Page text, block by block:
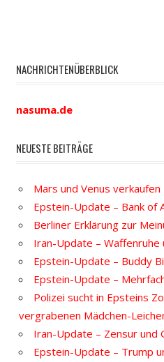
NACHRICHTENÜBERBLICK
nasuma.de
NEUESTE BEITRÄGE
Mars und Venus verkaufen
Epstein-Update – Bank of
Berliner Erklärung zur
Iran-Update – Waffenruhe
Epstein-Update – Buddy
Epstein-Update –
Polizei sucht in Epsteins
vergrabenen Mädchen-
Iran-Update – Zensur und
Epstein-Update – Trump